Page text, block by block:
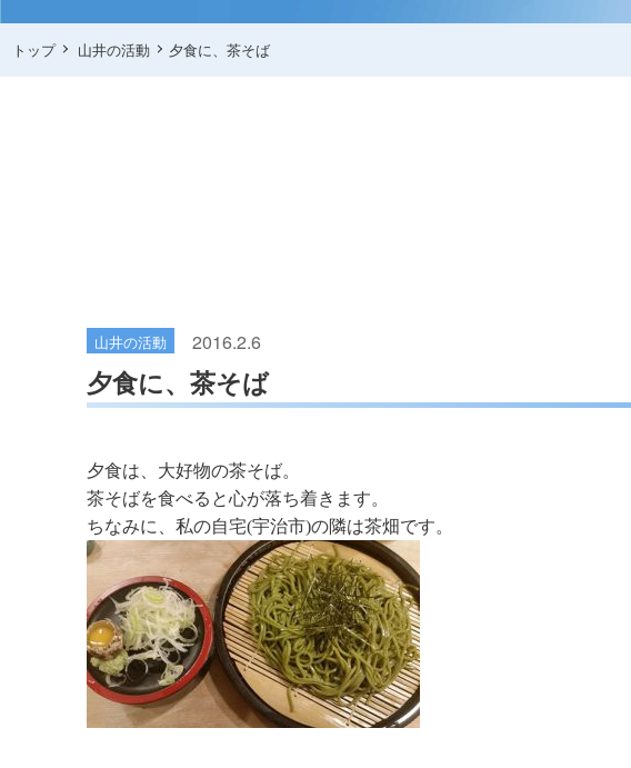
トップ 山井の活動 夕食に、茶そば
山井の活動 2016.2.6
夕食に、茶そば
夕食は、大好物の茶そば。
茶そばを食べると心が落ち着きます。
ちなみに、私の自宅(宇治市)の隣は茶畑です。